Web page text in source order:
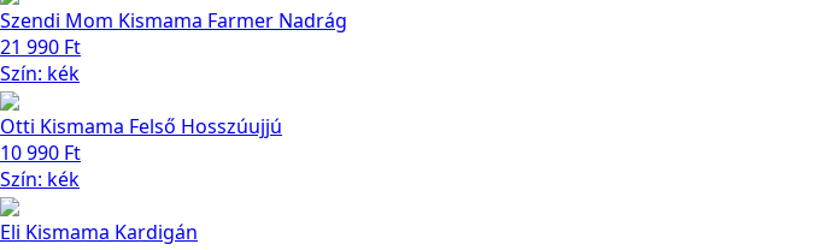
Szendi Mom Kismama Farmer Nadrág
21 990 Ft
Szín: kék
Otti Kismama Felső Hosszúujjú
10 990 Ft
Szín: kék
Eli Kismama Kardigán